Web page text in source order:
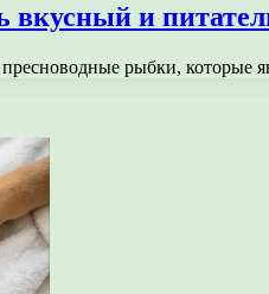
вкусный и
рыбки, которые